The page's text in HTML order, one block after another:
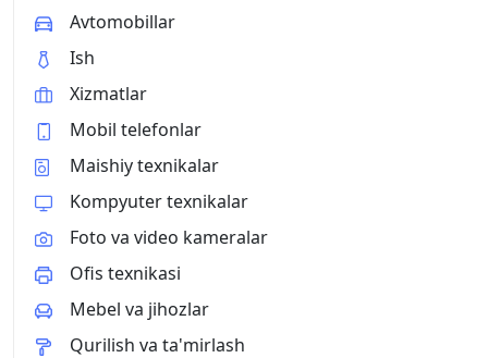
Avtomobillar
Ish
Xizmatlar
Mobil telefonlar
Maishiy texnikalar
Kompyuter texnikalar
Foto va video kameralar
Ofis texnikasi
Mebel va jihozlar
Qurilish va ta'mirlash